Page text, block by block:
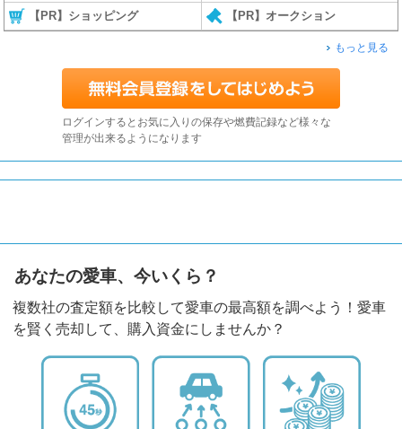
【PR】ショッピング 【PR】オークション
もっと見る
ログインするとお気に入りの保存や燃費記録など様々な
管理が出来るようになります
あなたの愛車、今いくら？
複数社の査定額を比較して愛車の最高額を調べよう！愛車
を賢く売却して、購入資金にしませんか？